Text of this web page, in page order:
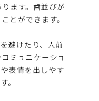
ます。歯並びが
とができます。
避けたり、人前
ミュニケーショ
表情を出しやす
。